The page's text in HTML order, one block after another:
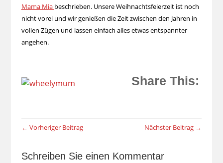
Mama Mia beschrieben. Unsere Weihnachtsfeierzeit ist noch
nicht vorei und wir genießen die Zeit zwischen den Jahren in
vollen Zügen und lassen einfach alles etwas entspannter
angehen.
Share This:
← Vorheriger Beitrag Nächster Beitrag →
Schreiben Sie einen Kommentar